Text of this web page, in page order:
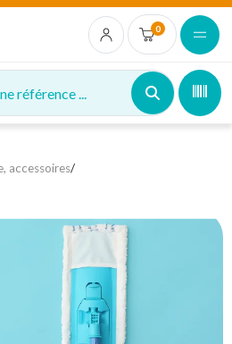
0
référence ...
accessoires/